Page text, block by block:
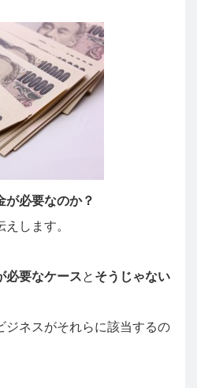
が必要なのか？
します。
必要なケースと そうじゃない
ジネスがそれらに該当するの